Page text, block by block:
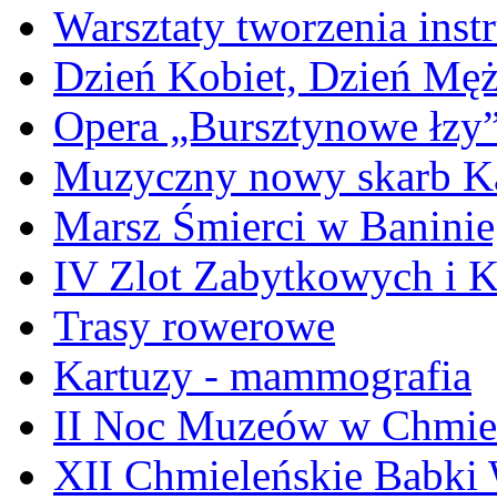
Warsztaty tworzenia
Dzień Kobiet, Dzień
Opera „Bursztynowe
Muzyczny nowy skarb
Marsz Śmierci w
IV Zlot Zabytkowych i
Trasy rowerowe
Kartuzy - mammografia
II Noc Muzeów w
XII Chmieleńskie Babki